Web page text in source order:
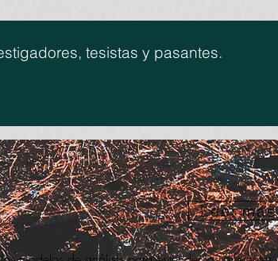
tesistas y pasantes.
Leer más